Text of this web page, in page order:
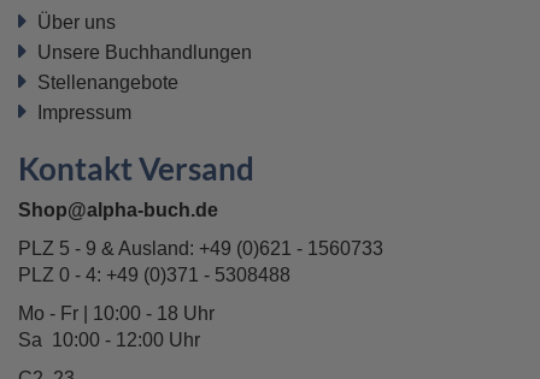
Über uns
Unsere Buchhandlungen
Stellenangebote
Impressum
Kontakt Versand
Shop@alpha-buch.de
PLZ 5 - 9 & Ausland: +49 (0)621 - 1560733
PLZ 0 - 4: +49 (0)371 - 5308488
Mo - Fr | 10:00 - 18 Uhr
Sa 10:00 - 12:00 Uhr